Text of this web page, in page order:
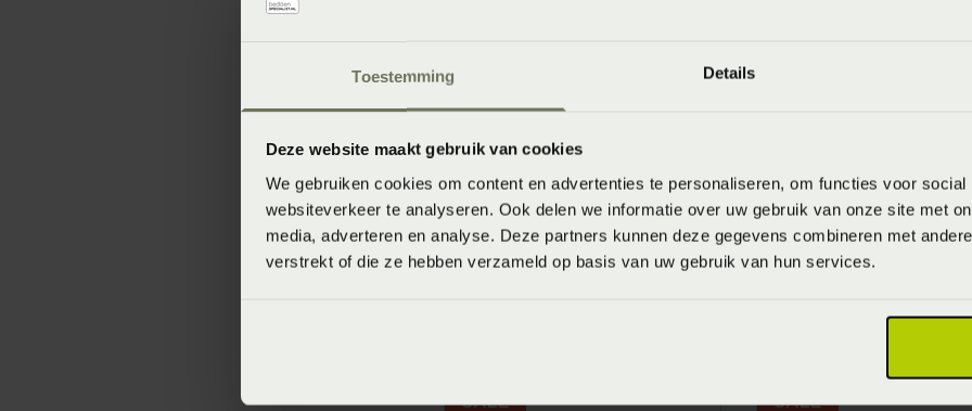
Toestemming Details
Deze website maakt gebruik van cookies
We gebruiken cookies om content en advertenties te personaliseren, om functies voor social
websiteverkeer te analyseren. Ook delen we informatie over uw gebruik van onze site met
media, adverteren en analyse. Deze partners kunnen deze gegevens combineren met
verstrekt of die ze hebben verzameld op basis van uw gebruik van hun services.
Matras SLP Home
Matras SLP Home
€ 599,00 €
SALE SALE